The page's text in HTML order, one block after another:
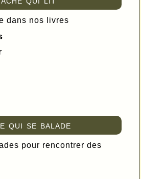
dans nos livres
qui se balade
pour rencontrer des